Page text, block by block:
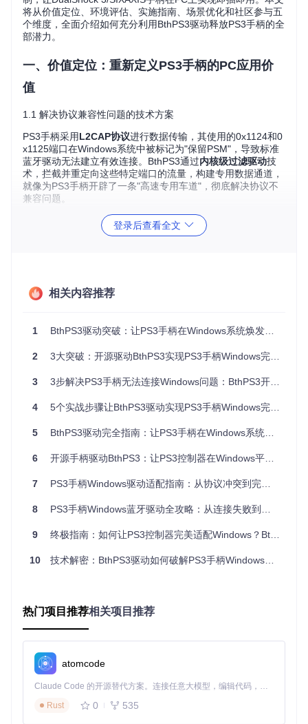
将从价值定位、环境评估、实施指南、场景优化和社区参与五
个维度，全面介绍如何充分利用BthPS3驱动释放PS3手柄的全
部潜力。
一、价值定位：重新定义PS3手柄的PC应用价
值
1.1 解决协议兼容性问题的技术方案
PS3手柄采用L2CAP协议进行数据传输，其使用的0x1124和0
x1125端口在Windows系统中被标记为"保留PSM"，导致标准
蓝牙驱动无法建立有效连接。BthPS3通过内核级过滤驱动技
术，拦截并重定向这些特定端口的流量，构建专用数据通道，
就像为PS3手柄开辟了一条"高速专用车道"，彻底解决协议不
兼容问题。
1.2 驱动架构的三大核心组件
BthPS3PSM.sys：PSM过滤器驱动，处理端口重定向和协
查询功能
![BthPS3驱动架构示意图](https://raw.gitcode.com/gh_mirror
223/Research/Bluetooth Filter Driver for DS3-compatibility -
-a7f7-d36bf04da985-image.png?utm_source=gitcode_repo
原理类比说明：BthPS3的工作原理类似于国际物流中的"海
关转关"系统——PSM过滤器如同海关，识别特定"货物"(P
S3手柄数据)，主驱动则像物流中心，确保数据通过专用通
二、环境评估：确保系统满足BthPS3运行要求
2.1 系统兼容性检测清单
在安装BthPS3驱动前，请确认系统满足以下要求：
手柄类型: DualShock 3/SIXAXIS (不支持DualShock 4)
2.2 环境预处理步骤
按下
右键点击蓝牙适配器，选择"属性"→"高级"，确认"Link Ma
nager Protocol"版本≥2.0
卸载DS3Tool、ScpToolkit等可能冲突的工具
登录后查看全文
相关内容推荐
1 BthPS3驱动突破：让PS3手柄在Windows系统焕发新生
2 3大突破：开源驱动BthPS3实现PS3手柄Windows完美适配
3 3步解决PS3手柄无法连接Windows问题：BthPS3开源驱动完全指南
4 5个实战步骤让BthPS3驱动实现PS3手柄Windows完美适配
5 BthPS3驱动完全指南：让PS3手柄在Windows系统完美运行的专业方案
6 开源手柄驱动BthPS3：让PS3控制器在Windows平台焕发新生
7 PS3手柄Windows驱动适配指南：从协议冲突到完美兼容的实现方案
8 PS3手柄Windows蓝牙驱动全攻略：从连接失败到完美适配的实战指南
9 终极指南：如何让PS3控制器完美适配Windows？BthPS3驱动让经典手柄焕发新生
10 技术解密：BthPS3驱动如何破解PS3手柄Windows蓝牙连接难题
热门项目推荐相关项目推荐
atomcode
Claude Code 的开源替代方案。连接任意大模型，编辑代码，运行命令，自动验证 — 全自动执行。用 Rust 构建，极致性能。 ｜ An open-source alternative to Claude Code. Connect any LLM, edit code, run commands, and verify changes — autonomously. Built in Rust for speed. Get Started
Rust
0 535